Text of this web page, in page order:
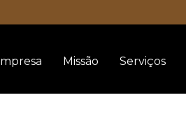
Missão Serviços